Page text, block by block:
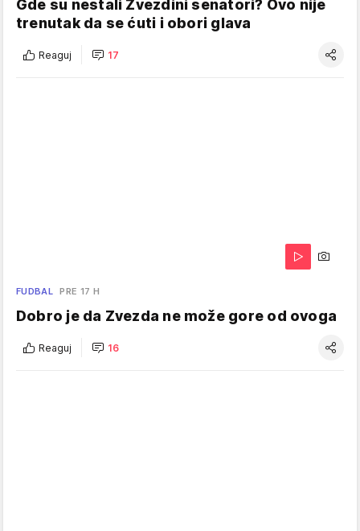
Gde su nestali Zvezdini senatori? Ovo nije
trenutak da se ćuti i obori glava
Reaguj 17
FUDBAL PRE 17 H
Dobro je da Zvezda ne može gore od ovoga
Reaguj 16